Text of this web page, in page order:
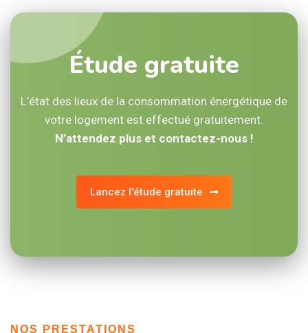
Étude gratuite
L’état des lieux de la consommation énergétique de
votre logement est effectué gratuitement.
N’attendez plus et contactez-nous !
Lancez l'étude gratuite
NOS PRESTATIONS